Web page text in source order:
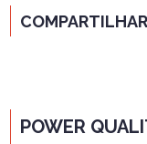
POWER